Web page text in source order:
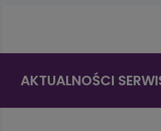
AKTUALNOŚCI